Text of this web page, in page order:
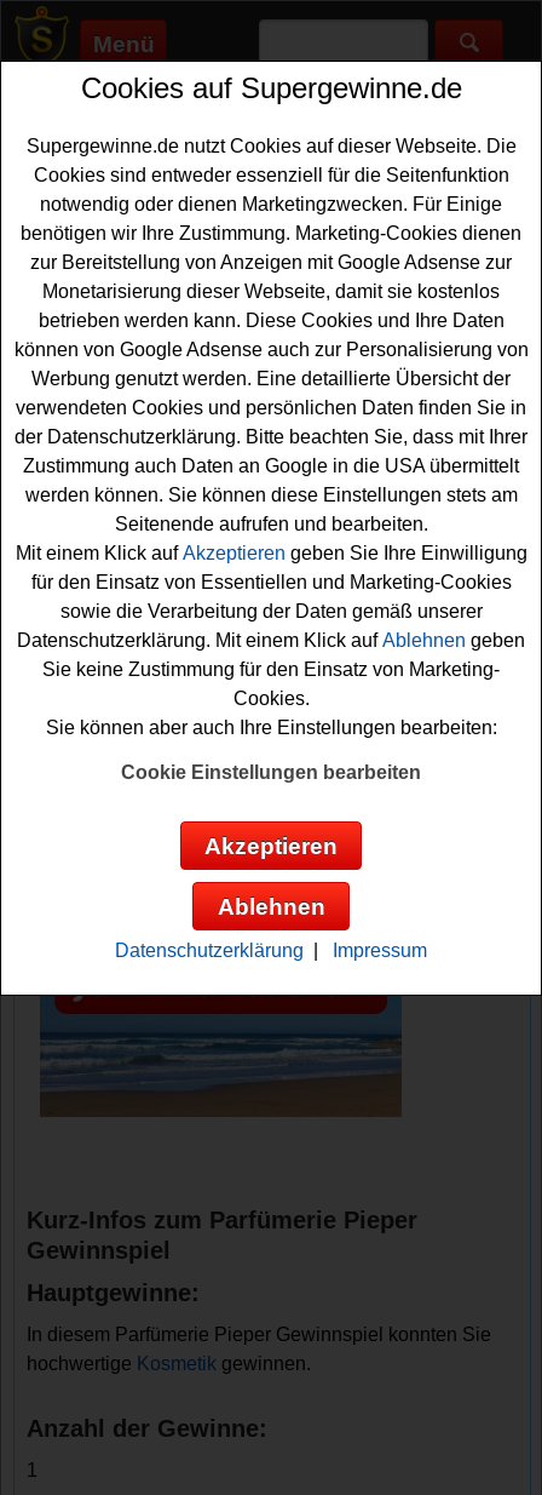
Menü
Supergewinne.de>Gewinnspiele>Sonstige Gewinnspiele
Anzeige:
Anzeige:
Parfümerie Pieper Gewinnspiel -
Kosmetik gewinnen
Ein kostenloses Gewinnspiel der Parfümerie Piper für
alle Gewinner, die gern hochwertigeKosmetik gewinnen
möchten. Die Parfümerie Piper verlost Gloss Absolu
Glaze Drops von Kérastase - und Sie können die tolle
Kosmetik gewinnen. Um an dem Parfümerie Piper
Gewinnspiel teilnehmen zu können, müssen Sie nur
schnell das Formular ausfüllen und schon können Sie
kostenlos mitspielen. Vielleicht haben Sie ja Glück und
können die tolle Kosmetik gewinnen? Viel Erfolg!
Parfümerie Pieper verlost hochwertige
Kurz-Infos zum Parfümerie Pieper
Gewinnspiel
Hauptgewinne:
In diesem Parfümerie Pieper Gewinnspiel konnten Sie
hochwertige Kosmetik gewinnen.
Anzahl der Gewinne:
1
Cookies auf Supergewinne.de
Supergewinne.de nutzt Cookies auf dieser Webseite. Die
Cookies sind entweder essenziell für die Seitenfunktion
notwendig oder dienen Marketingzwecken. Für Einige
benötigen wir Ihre Zustimmung. Marketing-Cookies dienen
zur Bereitstellung von Anzeigen mit Google Adsense zur
Monetarisierung dieser Webseite, damit sie kostenlos
betrieben werden kann. Diese Cookies und Ihre Daten
können von Google Adsense auch zur Personalisierung von
Werbung genutzt werden. Eine detaillierte Übersicht der
verwendeten Cookies und persönlichen Daten finden Sie in
der Datenschutzerklärung. Bitte beachten Sie, dass mit Ihrer
Zustimmung auch Daten an Google in die USA übermittelt
werden können. Sie können diese Einstellungen stets am
Seitenende aufrufen und bearbeiten.
Mit einem Klick aufAkzeptieren geben Sie Ihre Einwilligung
für den Einsatz von Essentiellen und Marketing-Cookies
sowie die Verarbeitung der Daten gemäß unserer
Datenschutzerklärung. Mit einem Klick aufAblehnen geben
Sie keine Zustimmung für den Einsatz von Marketing-
Cookies.
Sie können aber auch Ihre Einstellungen bearbeiten:
Cookie Einstellungen bearbeiten
Akzeptieren
Ablehnen
Datenschutzerklärung Impressum